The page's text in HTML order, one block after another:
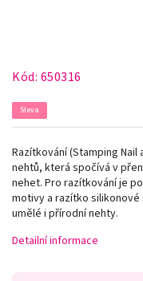
Kód: 650316
Sleva
Razítkování (Stamping
nehtů, která spočívá v
nehet. Pro razítkování je
motivy a razítko
umělé i přírodní nehty.
Detailní informace